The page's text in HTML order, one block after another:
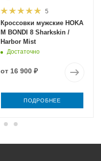
5
Кроссовки мужские HOKA
M BONDI 8 Sharkskin /
Harbor Mist
Достаточно
от 16 900 ₽
ПОДРОБНЕЕ